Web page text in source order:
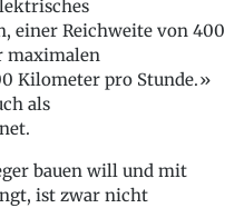
einer Reichweite von 400
maximalen
Kilometer pro Stunde.»
als
bauen will und mit
ist zwar nicht